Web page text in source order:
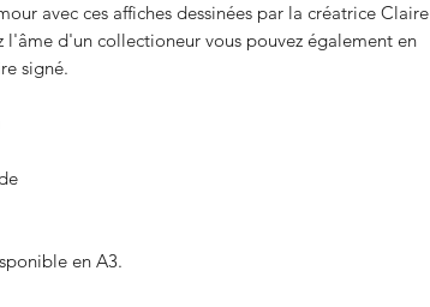
avec ces affiches dessinées par la créatrice Claire
l'âme d'un collectioneur vous pouvez également en
signé.
en A3.